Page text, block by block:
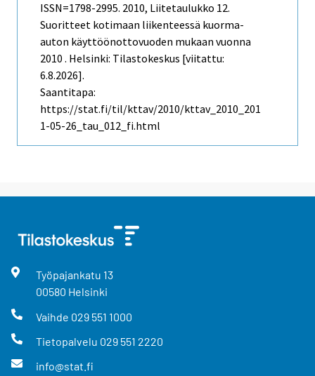
ISSN=1798-2995. 2010, Liitetaulukko 12.
Suoritteet kotimaan liikenteessä kuorma-
auton käyttöönottovuoden mukaan vuonna
2010 . Helsinki: Tilastokeskus [viitattu:
6.8.2026].
Saantitapa:
https://stat.fi/til/kttav/2010/kttav_2010_201
1-05-26_tau_012_fi.html
Työpajankatu 13
00580 Helsinki
Vaihde 029 551 1000
Tietopalvelu 029 551 2220
info@stat.fi